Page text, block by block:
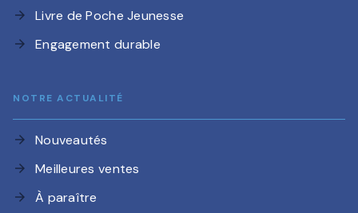
arrow_forward Livre de Poche Jeunesse
arrow_forward Engagement durable
NOTRE ACTUALITÉ
arrow_forward Nouveautés
arrow_forward Meilleures ventes
arrow_forward À paraître